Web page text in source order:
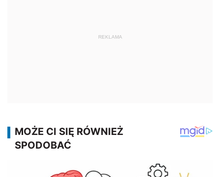
REKLAMA